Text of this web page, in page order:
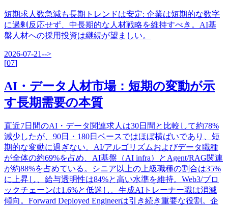
短期求人数急減も長期トレンドは安定: 企業は短期的な数字
に過剰反応せず、中長期的な人材戦略を維持すべき。AI基
盤人材への採用投資は継続が望ましい。
2026-07-21-->
[07]
AI・データ人材市場：短期の変動が示
す長期需要の本質
直近7日間のAI・データ関連求人は30日間と比較して約78%
減少したが、90日・180日ベースではほぼ横ばいであり、短
期的な変動に過ぎない。AI/アルゴリズムおよびデータ職種
が全体の約69%を占め、AI基盤（AI infra）とAgent/RAG関連
が約88%を占めている。シニア以上の上級職種の割合は35%
に上昇し、給与透明性は84%と高い水準を維持。Web3/ブロ
ックチェーンは1.6%と低迷し、生成AIトレーナー職は消滅
傾向。Forward Deployed Engineerは引き続き重要な役割。企